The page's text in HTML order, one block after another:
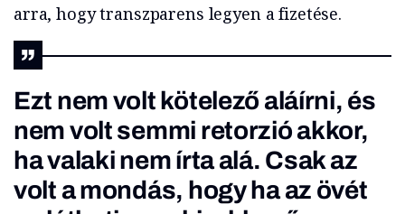
arra, hogy transzparens legyen a fizetése.
Ezt nem volt kötelező aláírni, és
nem volt semmi retorzió akkor,
ha valaki nem írta alá. Csak az
volt a mondás, hogy ha az övét